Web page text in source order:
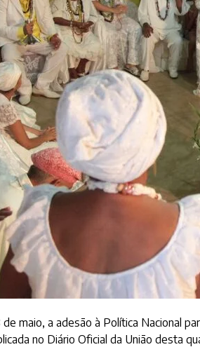
de maio, a adesão à Política Nacional
no Diário Oficial da União desta